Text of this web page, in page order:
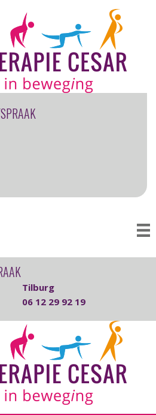
Tilburg
06 12 29 92 19